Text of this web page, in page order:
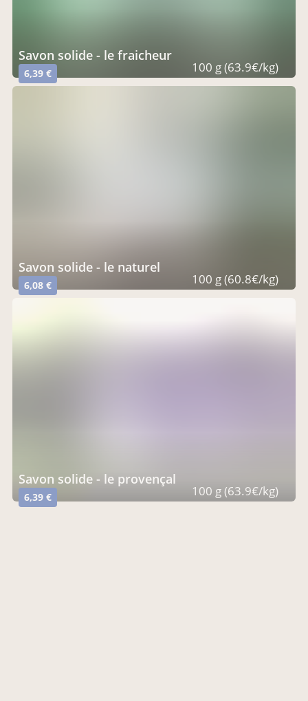
savon solide - le fraicheur
6,39 € 100 g (63.9€/kg)
savon solide - le naturel
6,08 € 100 g (60.8€/kg)
savon solide - le provençal
6,39 € 100 g (63.9€/kg)